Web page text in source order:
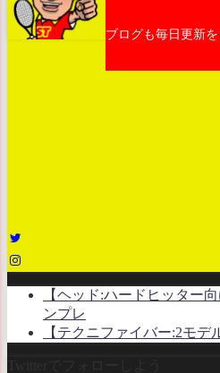
ブログも毎日更新
【ヘッド:ハードヒッター
ンプレ
【テクニファイバー:2モ